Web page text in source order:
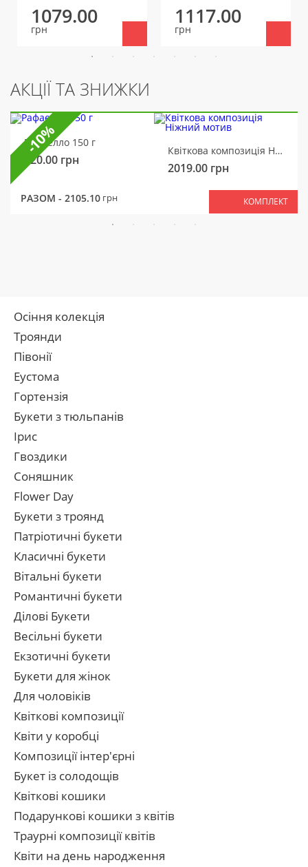
1079.00
грн
1117.00
грн
АКЦІЇ ТА ЗНИЖКИ
Рафаелло 150 г
320.00 грн
Квіткова композиція Ніжний мотив
2019.00 грн
РАЗОМ - 2105.10 грн КОМПЛЕКТ
-10%
Осіння колекція
Троянди
Півонії
Еустома
Гортензія
Букети з тюльпанів
Ірис
Гвоздики
Соняшник
Flower Day
Букети з троянд
Патріотичні букети
Класичні букети
Вітальні букети
Романтичні букети
Ділові Букети
Весільні букети
Екзотичні букети
Букети для жінок
Для чоловіків
Квіткові композиції
Квіти у коробці
Композиції інтер'єрні
Букет із солодощів
Квіткові кошики
Подарункові кошики з квітів
Траурні композиції квітів
Квіти на день народження